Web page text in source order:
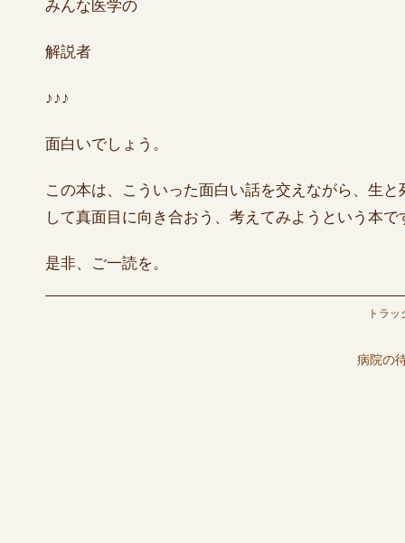
みんな医学の
解説者
♪♪♪
面白いでしょう。
この本は、こういった面白い話を交えながら、生と
して真面目に向き合おう、考えてみようという本で
是非、ご一読を。
トラッ
病院の